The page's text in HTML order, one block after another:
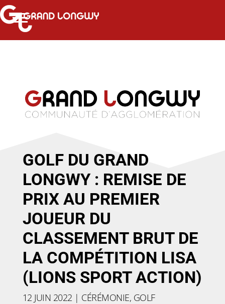
GOLF DU GRAND
LONGWY : REMISE DE
PRIX AU PREMIER
JOUEUR DU
CLASSEMENT BRUT DE
LA COMPÉTITION LISA
(LIONS SPORT ACTION)
12 JUIN 2022 | CÉRÉMONIE, GOLF